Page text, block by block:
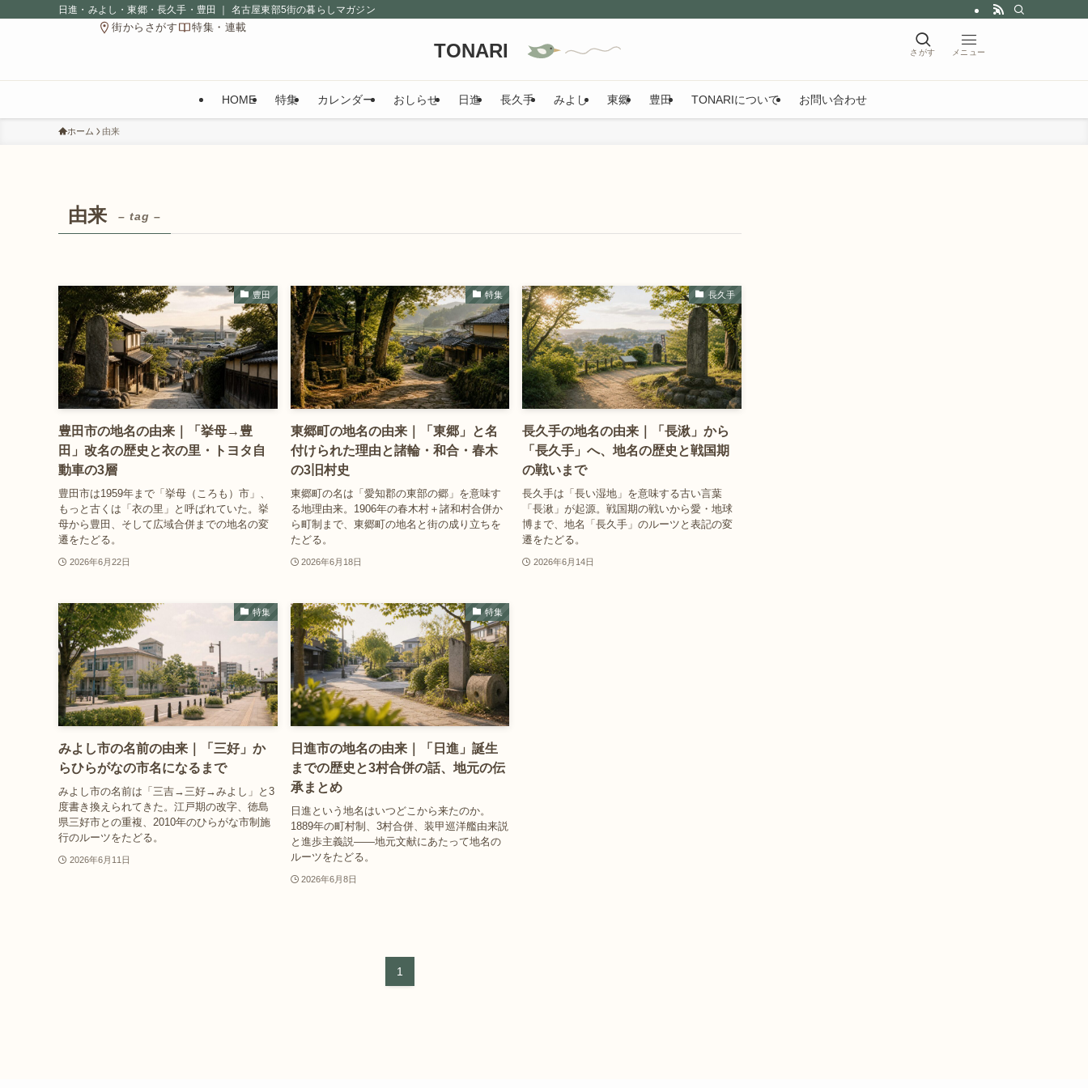
日進・みよし・東郷・長久手・豊田 ｜ 名古屋東部5街の暮らしマガジン
TONARI
HOME 特集 カレンダー おしらせ 日進 長久手 みよし 東郷 豊田 TONARIについて お問い合わせ
街からさがす 特集・連載
ホーム 由来
由来 – tag –
豊田
豊田市の地名の由来｜「挙母→豊
田」改名の歴史と衣の里・トヨタ自
動車の3層
豊田市は1959年まで「挙母（ころも）市」、
もっと古くは「衣の里」と呼ばれていた。挙
母から豊田、そして広域合併までの地名の変
遷をたどる。
2026年6月22日
特集
東郷町の地名の由来｜「東郷」と名
付けられた理由と諸輪・和合・春木
の3旧村史
東郷町の名は「愛知郡の東部の郷」を意味す
る地理由来。1906年の春木村＋諸和村合併か
ら町制まで、東郷町の地名と街の成り立ちを
たどる。
2026年6月18日
長久手
長久手の地名の由来｜「長湫」から
「長久手」へ、地名の歴史と戦国期
の戦いまで
長久手は「長い湿地」を意味する古い言葉
「長湫」が起源。戦国期の戦いから愛・地球
博まで、地名「長久手」のルーツと表記の変
遷をたどる。
2026年6月14日
特集
みよし市の名前の由来｜「三好」か
らひらがなの市名になるまで
みよし市の名前は「三吉→三好→みよし」と3
度書き換えられてきた。江戸期の改字、徳島
県三好市との重複、2010年のひらがな市制施
行のルーツをたどる。
2026年6月11日
特集
日進市の地名の由来｜「日進」誕生
までの歴史と3村合併の話、地元の伝
承まとめ
日進という地名はいつどこから来たのか。
1889年の町村制、3村合併、装甲巡洋艦由来説
と進歩主義説——地元文献にあたって地名の
ルーツをたどる。
2026年6月8日
1